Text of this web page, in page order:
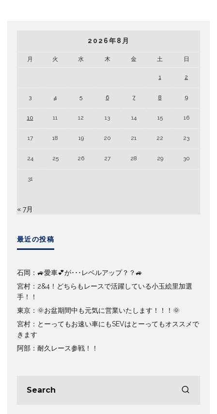
2026年8月
月 火 水 木 金 土 日
1 2
3 4 5 6 7 8 9
10 11 12 13 14 15 16
17 18 19 20 21 22 23
24 25 26 27 28 29 30
31
« 7月
最近の投稿
石岡：🚙愛車💕が･･･レベルアップ？？🚙
宮村：2&4！どちらもレースで活躍している小玉絵里加選
手！！
東京：🌞お盆期間中も元気に営業いたします！！！🌞
宮村：とーってもお速い車にもSEVはとーってもオススメで
きます
阿部：耐久レース参戦！！